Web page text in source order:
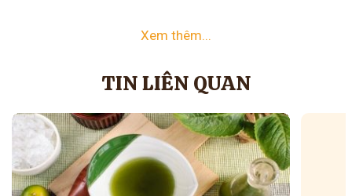
Xem thêm...
TIN LIÊN QUAN